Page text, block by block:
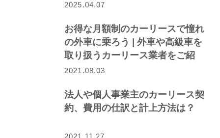
2025.04.07
お得な月額制のカーリースで憧れ
の外車に乗ろう | 外車や高級車を
取り扱うカーリース業者をご紹
介！
2021.08.03
法人や個人事業主のカーリース契
約、費用の仕訳と計上方法は？